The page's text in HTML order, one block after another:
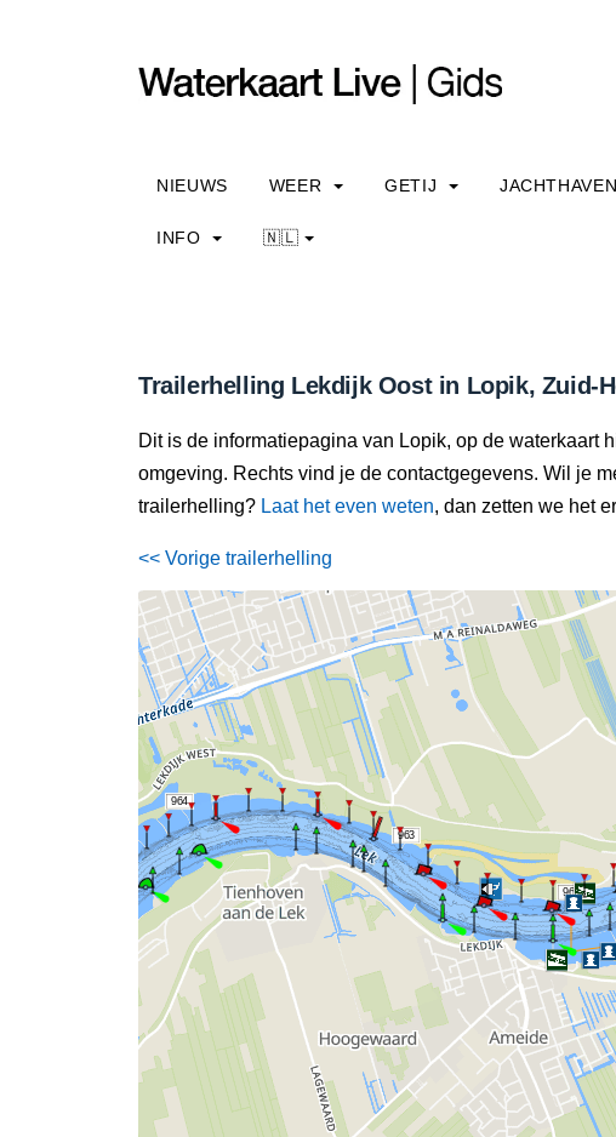
NIEUWS WEER GETIJ
INFO 🇳🇱
Trailerhelling Lekdijk Oost in Lopik, Zuid-
Dit is de informatiepagina van Lopik, op de waterkaart
omgeving. Rechts vind je de contactgegevens. Wil je
trailerhelling? Laat het even weten, dan zetten we het
<< Vorige trailerhelling
964
962
963